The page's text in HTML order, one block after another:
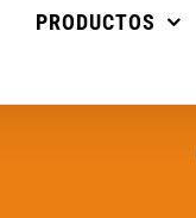
PRODUCTOS